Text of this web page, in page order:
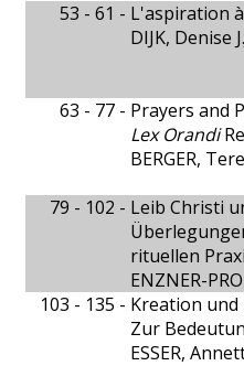
53 - 61 - L'aspiration
DIJK, Denise
63 - 77 - Prayers and
Lex Orandi
BERGER,
79 - 102 - Leib Christi
rituellen
ENZNER-
103 - 135 - Kreation und
Zur
ESSER,